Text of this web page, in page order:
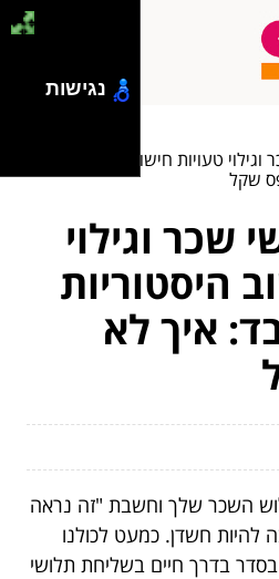
טעויות חישוב היסטוריות
שקל
שכר וגילוי
היסטוריות
איך לא
השכר שלך וחשבת "זה נראה
להיות חשדן. כמעט לכולנו
בדרך חיים בשליחת תלושי
נגישות